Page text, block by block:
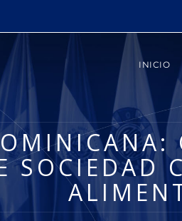
INICIO
SOCIEDAD